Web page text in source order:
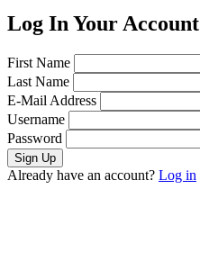
Log In Your Account
First Name
Last Name
E-Mail Address
Username
Password
Already have an account? Log in